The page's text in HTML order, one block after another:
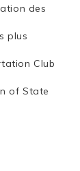
des
plus
Club
of State